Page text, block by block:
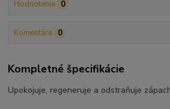
Hodnotenie 0
Komentáre 0
Kompletné špecifikácie
Upokojuje, regeneruje a odstraňuje